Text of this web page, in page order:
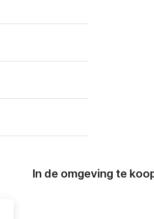
In de omgeving te